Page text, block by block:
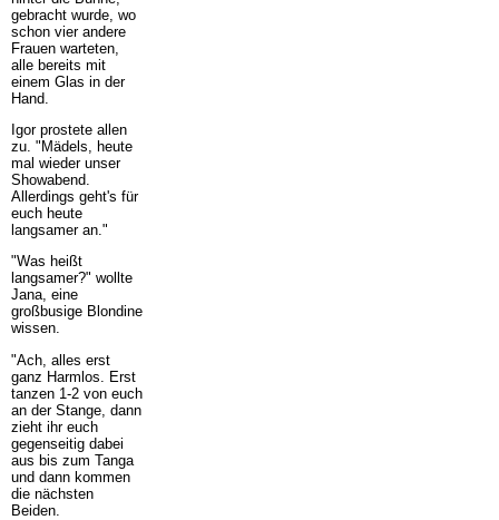
gebracht wurde, wo
schon vier andere
Frauen warteten,
alle bereits mit
einem Glas in der
Hand.
Igor prostete allen
zu. "Mädels, heute
mal wieder unser
Showabend.
Allerdings geht's für
euch heute
langsamer an."
"Was heißt
langsamer?" wollte
Jana, eine
großbusige Blondine
wissen.
"Ach, alles erst
ganz Harmlos. Erst
tanzen 1-2 von euch
an der Stange, dann
zieht ihr euch
gegenseitig dabei
aus bis zum Tanga
und dann kommen
die nächsten
Beiden.